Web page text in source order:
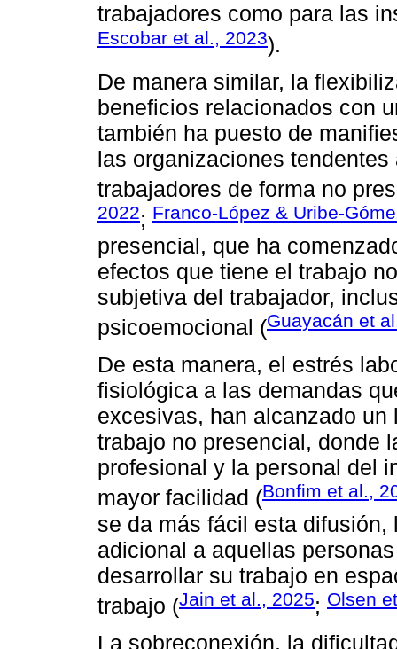
trabajadores como para las
Escobar et al., 2023).
De manera similar, la
beneficios relacionados con
también ha puesto de
las organizaciones
trabajadores de forma no
2022; Franco-López & Uribe-
presencial, que ha
efectos que tiene el trabajo
subjetiva del trabajador,
psicoemocional (Guayacán et
De esta manera, el estrés
fisiológica a las demandas
excesivas, han alcanzado
trabajo no presencial, donde
profesional y la personal del
mayor facilidad (Bonfim et al.,
se da más fácil esta
adicional a aquellas
desarrollar su trabajo en
trabajo (Jain et al., 2025; Olsen
La sobreconexión, la